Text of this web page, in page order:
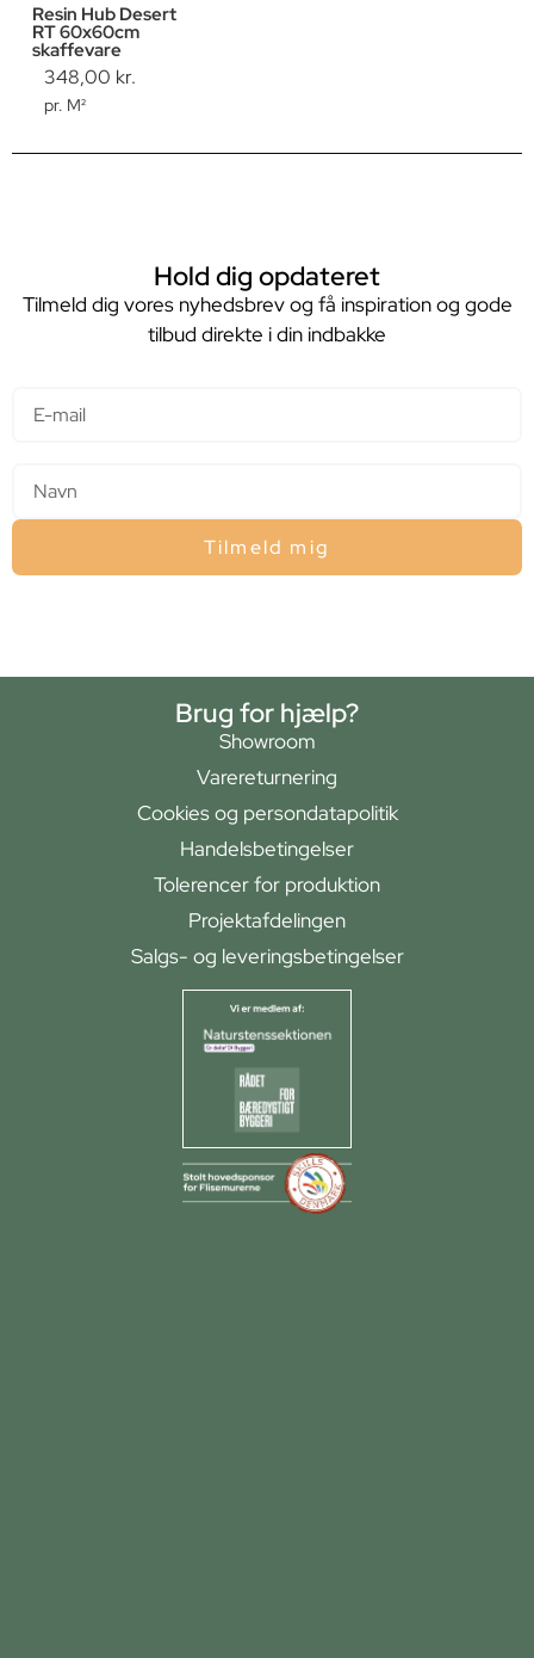
Resin Hub Desert
RT 60x60cm
skaffevare
348,00 kr.
pr. M²
Hold dig opdateret
Tilmeld dig vores nyhedsbrev og få inspiration og gode
tilbud direkte i din indbakke
Tilmeld mig
Brug for hjælp?
Showroom
Varereturnering
Cookies og persondatapolitik
Handelsbetingelser
Tolerencer for produktion
Projektafdelingen
Salgs- og leveringsbetingelser